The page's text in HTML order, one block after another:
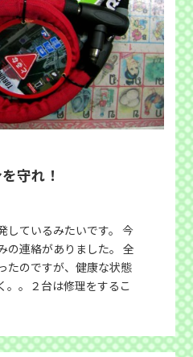
守れ！
しているみたいです。 今
の連絡がありました。 全
たのですが、健康な状態
。。２台は修理をするこ